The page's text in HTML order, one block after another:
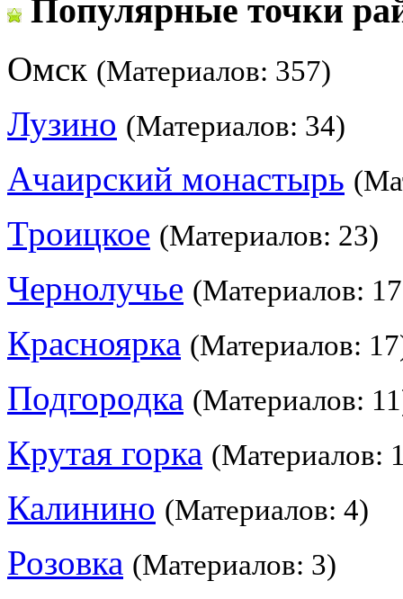
Популярные точки
Омск (Материалов: 357)
Лузино (Материалов: 34)
Ачаирский монастырь
Троицкое (Материалов: 23)
Чернолучье (Материалов:
Красноярка (Материалов:
Подгородка (Материалов:
Крутая горка (Материалов:
Калинино (Материалов: 4)
Розовка (Материалов: 3)